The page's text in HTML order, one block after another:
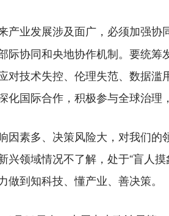
产业发展涉及面广，必须加强
际协同和央地协作机制。要统
对技术失控、伦理失范、数据滥
化国际合作，积极参与全球治理
素多、决策风险大，对我们的
兴领域情况不了解，处于“盲人
到知科技、懂产业、善决策。